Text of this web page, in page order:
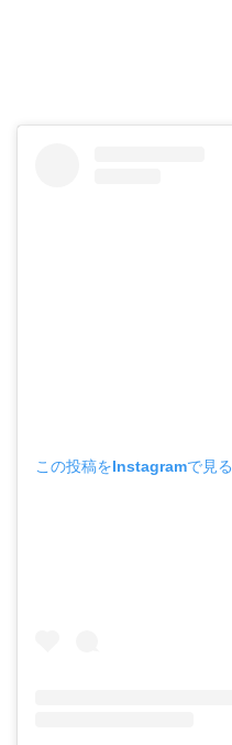
この投稿をInstagramで見る